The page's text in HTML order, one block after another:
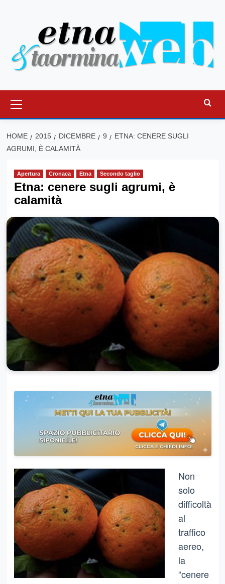
principale
HOME 2015 DICEMBRE 9
ETNA: CENERE SUGLI
AGRUMI, È CALAMITÀ
Apertura Cronaca Etna Secondo taglio
Etna: cenere sugli agrumi, è
calamità
Non
solo
difficoltà
al
traffico
aereo,
la
“cenere